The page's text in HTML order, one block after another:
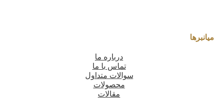
میانبرها
درباره ما
تماس با ما
سوالات متداول
محصولات
مقالات